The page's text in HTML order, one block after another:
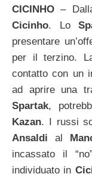
CICINHO –
Cicinho. Lo
presentare
per il terzino.
contatto con un
ad aprire una
Spartak,
Kazan. I russi
Ansaldi al
incassato il
individuato in